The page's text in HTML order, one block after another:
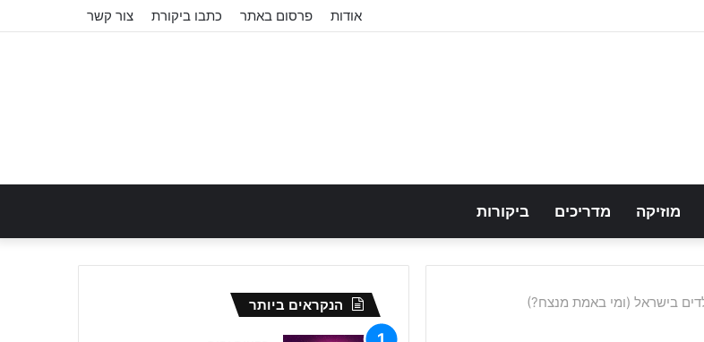
אודות פרסום באתר כתבו ביקורת צור קשר
מוזיקה מדריכים ביקורות
בישראל (ומי באמת מנצח?) הנקראים ביותר